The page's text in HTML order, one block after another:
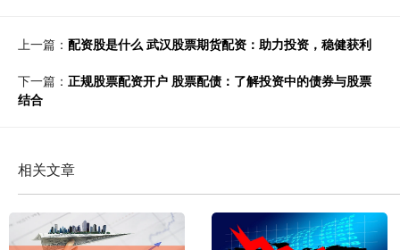
上一篇： 配资股是什么 武汉股票期货配资：助力投资，稳健获利
下一篇： 正规股票配资开户 股票配债：了解投资中的债券与股票
结合
相关文章